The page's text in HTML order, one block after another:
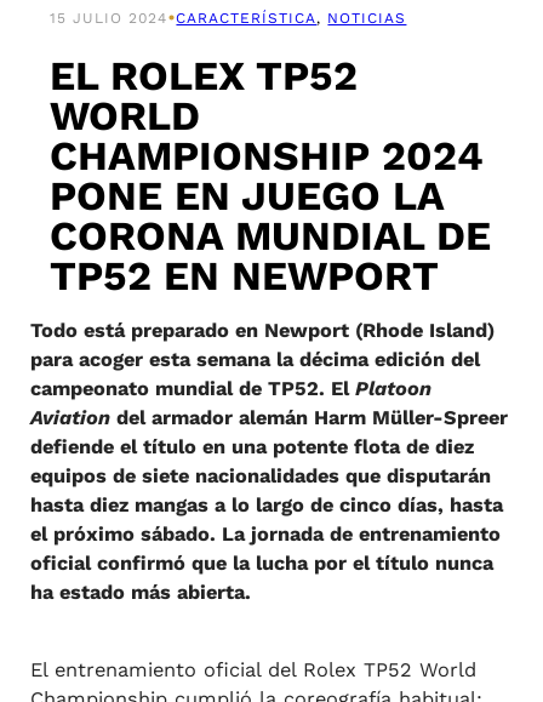
15 JULIO 2024•CARACTERÍSTICA , NOTICIAS
EL ROLEX TP52
WORLD
CHAMPIONSHIP 2024
PONE EN JUEGO LA
CORONA MUNDIAL DE
TP52 EN NEWPORT
Todo está preparado en Newport (Rhode Island)
para acoger esta semana la décima edición del
campeonato mundial de TP52. El Platoon
Aviationdel armador alemán Harm Müller-Spreer
defiende el título en una potente flota de diez
equipos de siete nacionalidades que disputarán
hasta diez mangas a lo largo de cinco días, hasta
el próximo sábado. La jornada de entrenamiento
oficial confirmó que la lucha por el título nunca
ha estado más abierta.
El entrenamiento oficial del Rolex TP52 World